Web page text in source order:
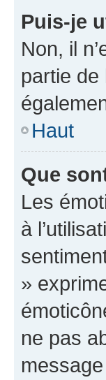
Puis-je
Non, il
partie de
Haut
Que
Les
à
»
ne pas